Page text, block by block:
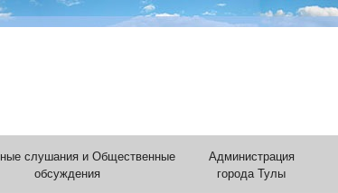
слушания и Общественные
обсуждения
Администрация
города Тулы